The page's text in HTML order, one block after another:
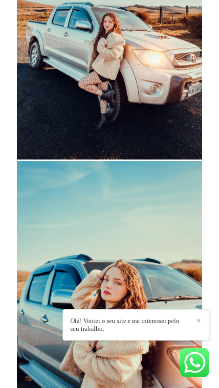
✕
Olá! Visitei o seu site e me interessei pelo
seu trabalho.